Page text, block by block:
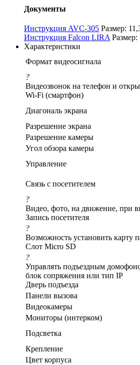
Документы
Инструкция AVC-305 Размер:
Инструкция Falcon LIRA
Характеристики
Формат видеосигнала
?
Видеозвонок на телефон и
Wi-Fi (смартфон)
Диагональ экрана
Разрешение экрана
Разрешение камеры
Угол обзора камеры
Управление
Связь с посетителем
?
Видео, фото, на движение, при
Запись посетителя
?
Возможность установить карту
Слот Micro SD
?
Управлять подъездным
блок сопряжения или тип IP
Дверь подъезда
Панели вызова
Видеокамеры
Мониторы (интерком)
Подсветка
Крепление
Цвет корпуса